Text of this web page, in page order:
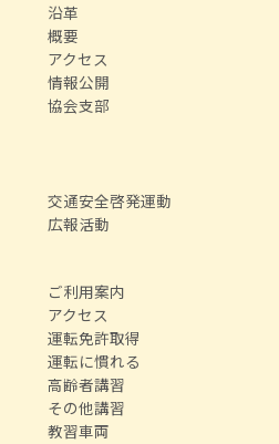
沿革
概要
アクセス
情報公開
協会支部
交通安全啓発運動
広報活動
ご利用案内
アクセス
運転免許取得
運転に慣れる
高齢者講習
その他講習
教習車両